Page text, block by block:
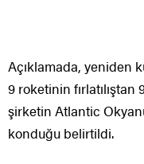
Açıklamada, yeniden
9 roketinin
şirketin Atlantic
konduğu belirtildi.